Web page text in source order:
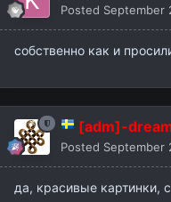
Posted September
собственно как и
[adm]-
Posted September
да, красивые картинки,